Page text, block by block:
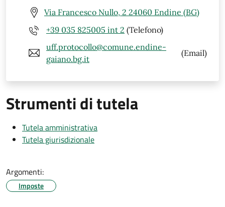
Via Francesco Nullo, 2 24060 Endine (BG)
+39 035 825005 int 2 (Telefono)
uff.protocollo@comune.endine-
gaiano.bg.it
(Email)
Strumenti di tutela
Tutela amministrativa
Tutela giurisdizionale
Argomenti:
Imposte